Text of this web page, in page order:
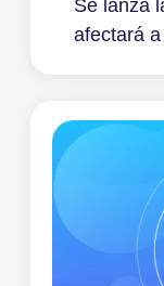
Se lanza
afectará